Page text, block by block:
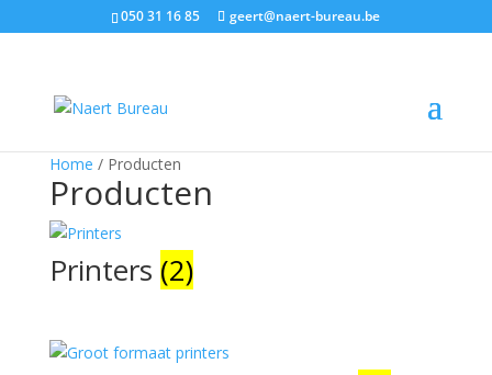
050 31 16 85 geert@naert-bureau.be
Home / Producten
Producten
Printers (2)